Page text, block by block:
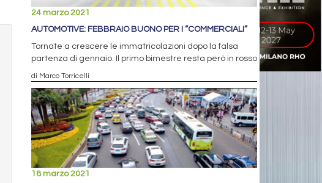
24 marzo 2021
AUTOMOTIVE: FEBBRAIO BUONO PER I “COMMERCIALI”
Tornate a crescere le immatricolazioni dopo la falsa
partenza di gennaio. Il primo bimestre resta però in rosso
di Marco Torricelli
18 marzo 2021